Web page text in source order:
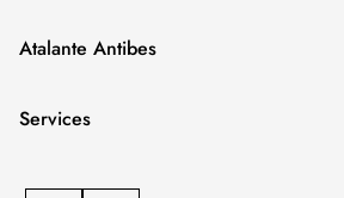
Notre boutique spécialisée
Adresse
: 12 Trav. Lacan, 06600 Antibes
Atalante Antibes
Notre boutique spécialisée
Adresse
Services
C.G.V